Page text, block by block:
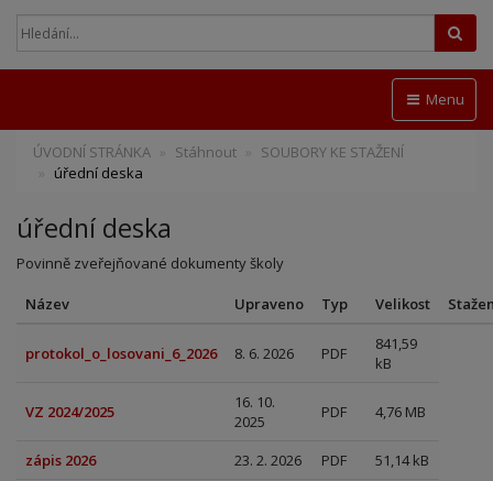
Menu
ÚVODNÍ STRÁNKA Stáhnout
SOUBORY KE STAŽENÍ
úřední deska
úřední deska
Povinně zveřejňované dokumenty školy
Název Upraveno Typ Velikost
protokol_o_losovani_6_2026 8. 6. 2026 PDF
841,59
kB
VZ 2024/2025
16. 10.
2025
PDF 4,76 MB
zápis 2026 23. 2. 2026 PDF
51,14 kB